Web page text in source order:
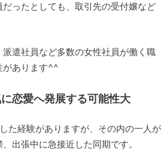
だったとしても、取引先の受付嬢など
遣社員など多数の女性社員が働く職
があります^^
恋愛へ発展する可能性大
た経験がありますが、その内の一人が
出張中に急接近した同期です。